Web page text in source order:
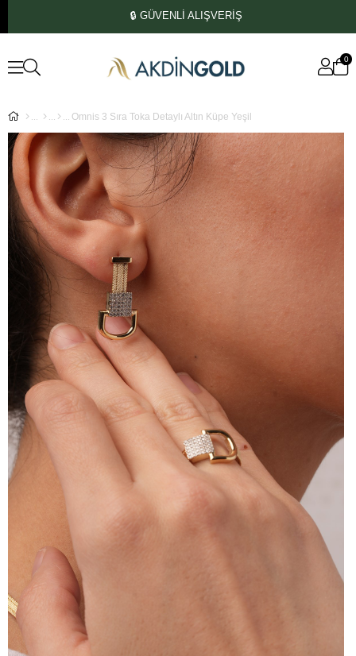
🔒 GÜVENLİ ALIŞVERİŞ
0
Omnis 3 Sıra Toka Detaylı Altın Küpe Yeşil